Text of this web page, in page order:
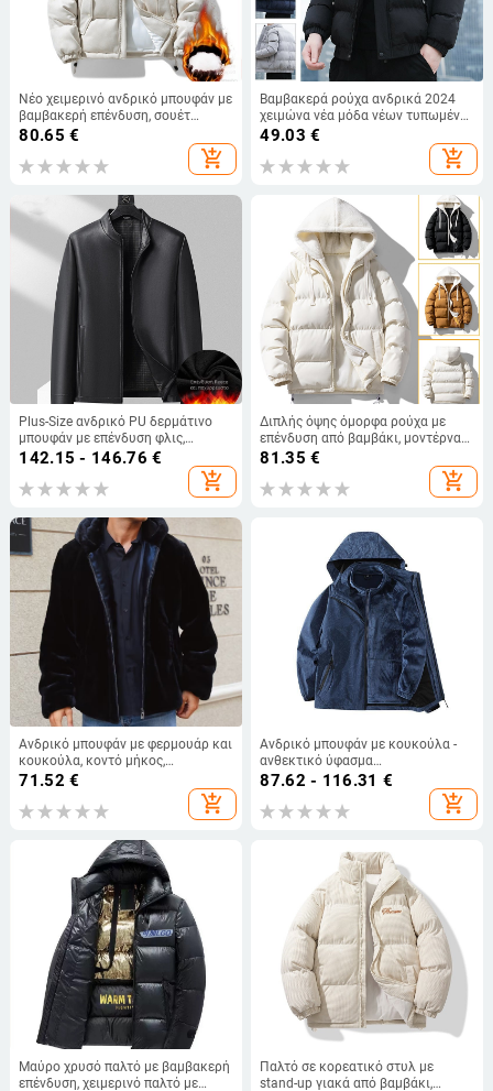
Νέο χειμερινό ανδρικό μπουφάν με
βαμβακερή επένδυση, σουέτ
ανδρικό μπουφάν με βαμβακερή
επένδυση και γιακά με βάση, σετ
μπουφάν με βαμβακερή επένδυση
80.65 €
add_shopping_cart
Βαμβακερά ρούχα ανδρικά 2024
χειμώνα νέα μόδα νέων τυπωμένα
casual βαμβακερά ρούχα ζεστό
κατασκευαστής χονδρικής
49.03 €
add_shopping_cart
Plus-Size ανδρικό PU δερμάτινο
μπουφάν με επένδυση φλις,
χοντρό, φθινοπωρινό 2024,
τεχνολογία δέρματος πρωτεΐνης,
ρετρό στυλ Old Money, κλασικό
142.15 - 146.76 €
add_shopping_cart
Διπλής όψης όμορφα ρούχα με
επένδυση από βαμβάκι, μοντέρνα
ανδρικά ρούχα με κουκούλα,
πούπουλα, βαμβακερό παλτό με
81.35 €
add_shopping_cart
Ανδρικό μπουφάν με φερμουάρ και
κουκούλα, κοντό μήκος,
αντιανεμικό, με πολλαπλές τσέπες
71.52 €
add_shopping_cart
Ανδρικό μπουφάν με κουκούλα -
ανθεκτικό ύφασμα
βαμβακοπολυεστέρα, κύριο
ύφασμα πολυεστέρας, νεανικό
στυλ
87.62 - 116.31 €
add_shopping_cart
Μαύρο χρυσό παλτό με βαμβακερή
επένδυση, χειμερινό παλτό με
Παλτό σε κορεατικό στυλ με
stand-up γιακά από βαμβάκι,